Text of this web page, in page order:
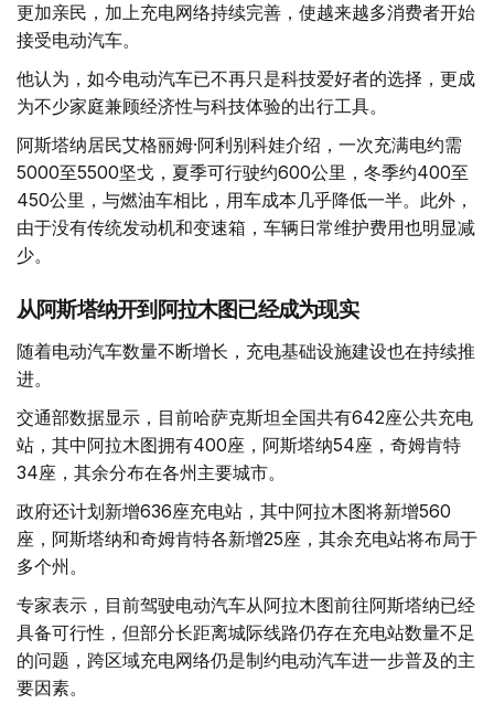
更加亲民，加上充电网络持续完善，使越来越多消费者开始
接受电动汽车。
他认为，如今电动汽车已不再只是科技爱好者的选择，更成
为不少家庭兼顾经济性与科技体验的出行工具。
阿斯塔纳居民艾格丽姆·阿利别科娃介绍，一次充满电约需
5000至5500坚戈，夏季可行驶约600公里，冬季约400至
450公里，与燃油车相比，用车成本几乎降低一半。此外，
由于没有传统发动机和变速箱，车辆日常维护费用也明显减
少。
从阿斯塔纳开到阿拉木图已经成为现实
随着电动汽车数量不断增长，充电基础设施建设也在持续推
进。
交通部数据显示，目前哈萨克斯坦全国共有642座公共充电
站，其中阿拉木图拥有400座，阿斯塔纳54座，奇姆肯特
34座，其余分布在各州主要城市。
政府还计划新增636座充电站，其中阿拉木图将新增560
座，阿斯塔纳和奇姆肯特各新增25座，其余充电站将布局于
多个州。
专家表示，目前驾驶电动汽车从阿拉木图前往阿斯塔纳已经
具备可行性，但部分长距离城际线路仍存在充电站数量不足
的问题，跨区域充电网络仍是制约电动汽车进一步普及的主
要因素。